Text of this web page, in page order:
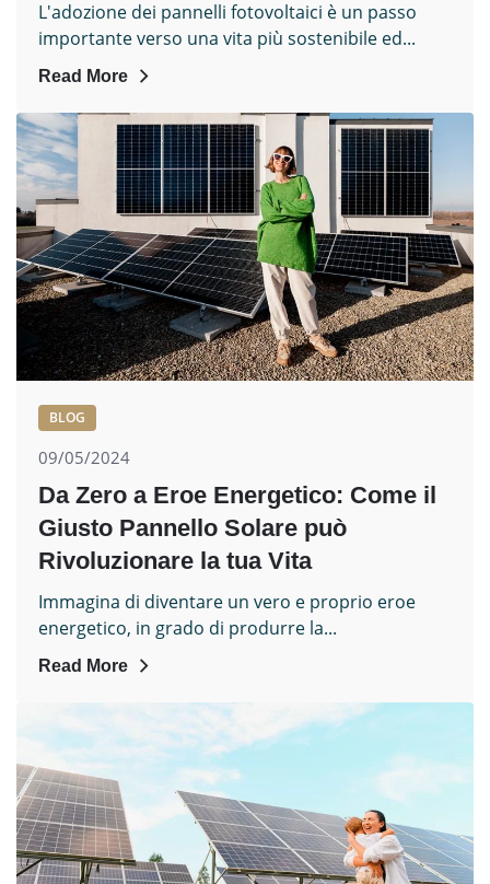
L'adozione dei pannelli fotovoltaici è un passo
importante verso una vita più sostenibile ed...
Read More
BLOG
09/05/2024
Da Zero a Eroe Energetico: Come il
Giusto Pannello Solare può
Rivoluzionare la tua Vita
Immagina di diventare un vero e proprio eroe
energetico, in grado di produrre la...
Read More